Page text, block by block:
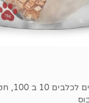
,חטיפי בשר לכלבים,